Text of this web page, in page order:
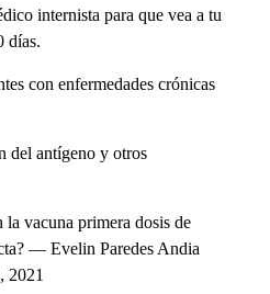
internista para que vea a tu
días.
con enfermedades crónicas
del antígeno y otros
la vacuna primera dosis de
— Evelin Paredes Andia
2021